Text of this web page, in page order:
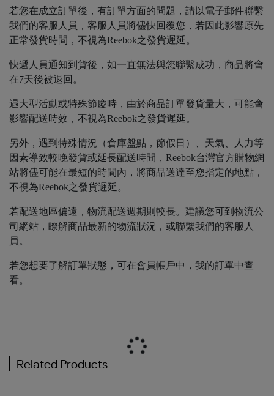
若您在成立訂單後，有訂單方面的問題，請以電子郵件聯繫
我們的客服人員，客服人員將儘快回覆您，若因此影響原先
正常發貨時間，不視為Reebok之發貨遲延。
快遞人員通知到貨後，如一直無法與您聯繫成功，商品將會
在7天後被退回。
遇大型活動或特殊節慶時，由於商品訂單發貨量大，可能會
影響配送時效，不視為Reebok之發貨遲延。
另外，遇到特殊情況（倉庫盤點，節假日）、天氣、人力等
因素導致較晚發貨或延長配送時間，Reebok台灣官方購物網
站將儘可能在最短的時間內，將商品送達至您指定的地點，
不視為Reebok之發貨遲延。
若配送地區偏遠，物流配送週期則較長。建議您可到物流公
司網站，瞭解商品最新的物流狀況，或聯繫我們的客服人
員。
若您想要了解訂單狀態，可在會員帳戶中，我的訂單中查
看。
Related Products